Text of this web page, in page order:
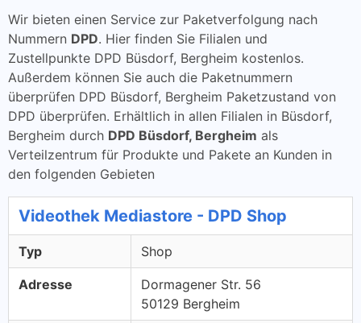
Wir bieten einen Service zur Paketverfolgung nach
Nummern DPD. Hier finden Sie Filialen und
Zustellpunkte DPD Büsdorf, Bergheim kostenlos.
Außerdem können Sie auch die Paketnummern
überprüfen DPD Büsdorf, Bergheim Paketzustand von
DPD überprüfen. Erhältlich in allen Filialen in Büsdorf,
Bergheim durch DPD Büsdorf, Bergheim als
Verteilzentrum für Produkte und Pakete an Kunden in
den folgenden Gebieten
Videothek Mediastore - DPD Shop
Typ Shop
Adresse
Dormagener Str. 56
50129 Bergheim